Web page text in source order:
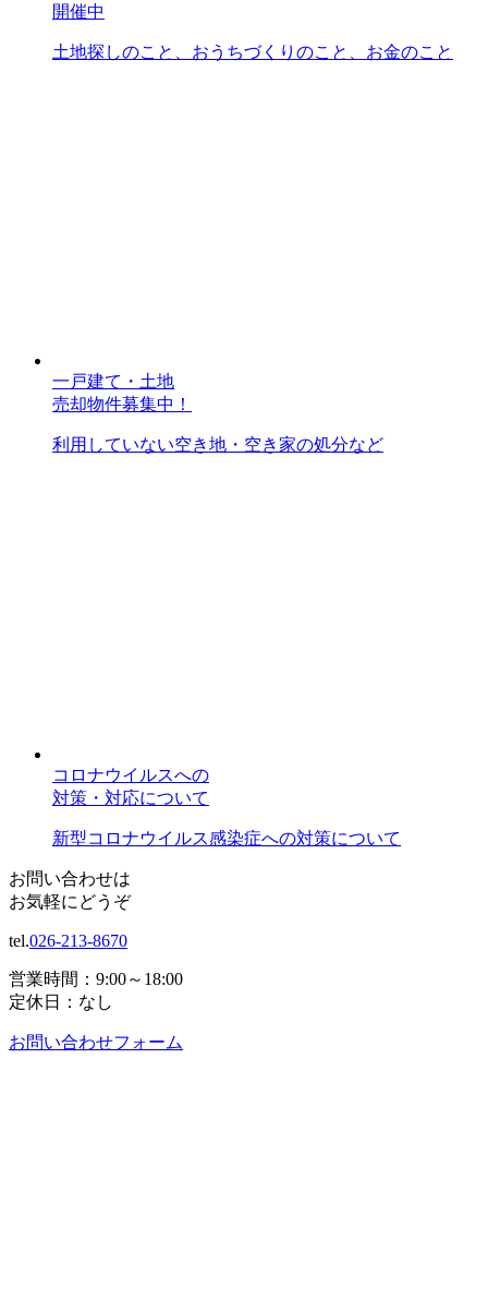
開催中
土地探しのこと、おうちづくりのこと、お金のこと
一戸建て・土地
売却物件募集中！
利用していない空き地・空き家の処分など
コロナウイルスへの
対策・対応について
新型コロナウイルス感染症への対策について
お問い合わせは
お気軽にどうぞ
tel.026-213-8670
営業時間：9:00～18:00
定休日：なし
お問い合わせフォーム